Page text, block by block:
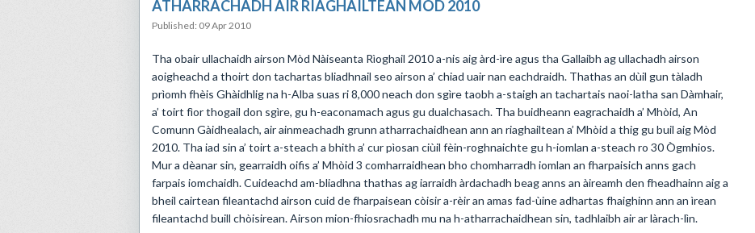
ATHARRACHADH AIR RIAGHAILTEAN MÒD 2010
Published: 09 Apr 2010
Tha obair ullachaidh airson Mòd Nàiseanta Rìoghail 2010 a-nis aig àrd-ìre agus tha Gallaibh ag ullachadh airson
aoigheachd a thoirt don tachartas bliadhnail seo airson a’ chiad uair nan eachdraidh. Thathas an dùil gun tàladh
prìomh fhèis Ghàidhlig na h-Alba suas ri 8,000 neach don sgìre taobh a-staigh an tachartais naoi-latha san Dàmhair,
a’ toirt fìor thogail don sgìre, gu h-eaconamach agus gu dualchasach. Tha buidheann eagrachaidh a’ Mhòid, An
Comunn Gàidhealach, air ainmeachadh grunn atharrachaidhean ann an riaghailtean a’ Mhòid a thig gu buil aig Mòd
2010. Tha iad sin a’ toirt a-steach a bhith a’ cur pìosan ciùil fèin-roghnaichte gu h-iomlan a-steach ro 30 Ògmhios.
Mur a dèanar sin, gearraidh oifis a’ Mhòid 3 comharraidhean bho chomharradh iomlan an fharpaisich anns gach
farpais iomchaidh. Cuideachd am-bliadhna thathas ag iarraidh àrdachadh beag anns an àireamh den fheadhainn aig a
bheil cairtean fileantachd airson cuid de fharpaisean còisir a-rèir an amas fad-ùine adhartas fhaighinn ann an ìrean
fileantachd buill chòisirean. Airson mion-fhiosrachadh mu na h-atharrachaidhean sin, tadhlaibh air ar làrach-lìn.